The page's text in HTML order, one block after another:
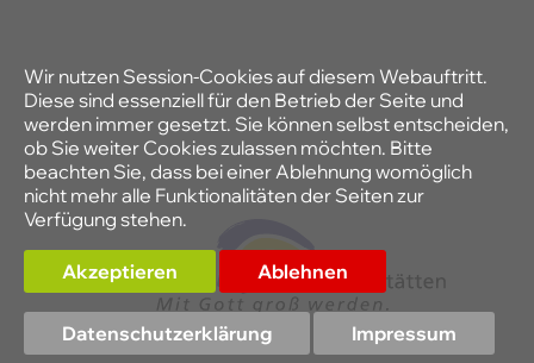
Wir nutzen Session-Cookies auf diesem Webauftritt.
Diese sind essenziell für den Betrieb der Seite und
werden immer gesetzt. Sie können selbst entscheiden,
ob Sie weiter Cookies zulassen möchten. Bitte
beachten Sie, dass bei einer Ablehnung womöglich
nicht mehr alle Funktionalitäten der Seiten zur
Verfügung stehen.
Akzeptieren Ablehnen
Datenschutzerklärung Impressum